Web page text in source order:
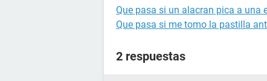
Que pasa si un alacran pica a una
Que pasa si me tomo la pastilla
2 respuestas